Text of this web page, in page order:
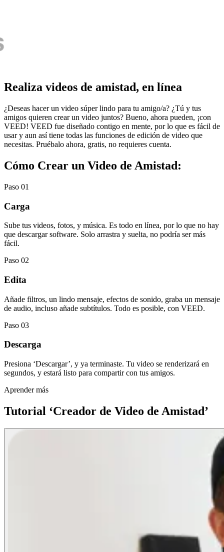
Realiza videos de amistad, en línea
¿Deseas hacer un video súper lindo para tu amigo/a? ¿Tú y tus
amigos quieren crear un video juntos? Bueno, ahora pueden, ¡con
VEED! VEED fue diseñado contigo en mente, por lo que es fácil de
usar y aun así tiene todas las funciones de edición de video que
necesitas. Pruébalo ahora, gratis, no requieres cuenta.
Cómo Crear un Video de Amistad:
Paso 01
Carga
Sube tus videos, fotos, y música. Es todo en línea, por lo que no hay
que descargar software. Solo arrastra y suelta, no podría ser más
fácil.
Paso 02
Edita
Añade filtros, un lindo mensaje, efectos de sonido, graba un mensaje
de audio, incluso añade subtítulos. Todo es posible, con VEED.
Paso 03
Descarga
Presiona ‘Descargar’, y ya terminaste. Tu video se renderizará en
segundos, y estará listo para compartir con tus amigos.
Aprender más
Tutorial ‘Creador de Video de Amistad’